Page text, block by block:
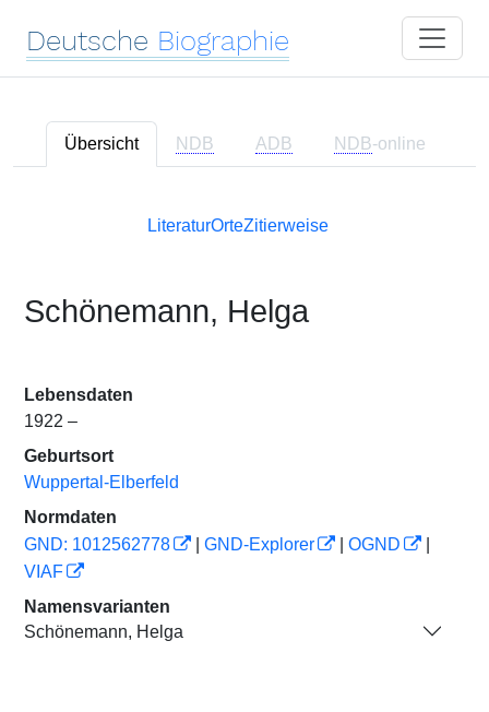
Deutsche Biographie
Übersicht NDB ADB NDB-online
LiteraturOrteZitierweise
Schönemann, Helga
Lebensdaten
1922 –
Geburtsort
Wuppertal-Elberfeld
Normdaten
GND: 1012562778
GND-Explorer OGND
VIAF
Namensvarianten
Schönemann, Helga